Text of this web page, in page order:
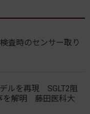
査時のセンサー取り
ルを再現 SGLT2阻
を解明 藤田医科大